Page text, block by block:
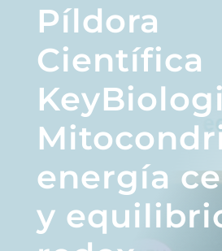
Píldora
Científica
energía
y